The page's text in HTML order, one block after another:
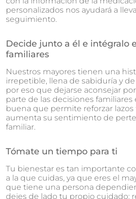
personalizados nos ayudará a
seguimiento.
Decide junto a él e intégralo
familiares
Nuestros mayores tienen una
irrepetible, llena de sabiduría y
por eso que dejarse aconsejar
parte de las decisiones familiares
buena que permite reforzar lazos
aumenta su sentimiento de
familiar.
Tómate un tiempo para ti
Tu bienestar es tan importante
a la que cuidas, ya que eres el
que tiene una persona
dejes de lado tu propio cuidado: